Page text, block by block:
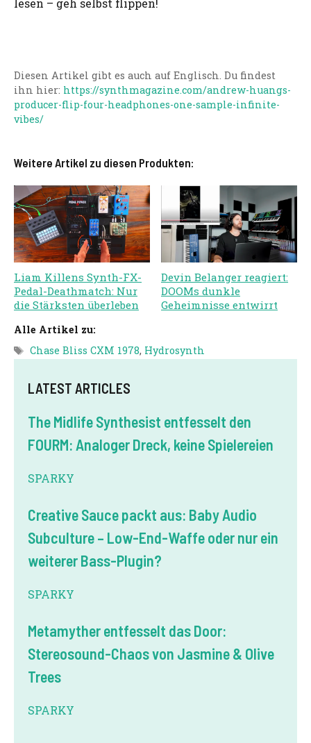
Diesen Artikel gibt es auch auf Englisch. Du findest
ihn hier: https://synthmagazine.com/andrew-huangs-
producer-flip-four-headphones-one-sample-infinite-
vibes/
Weitere Artikel zu diesen Produkten:
Liam Killens Synth-FX-
Pedal-Deathmatch: Nur
die Stärksten überleben
Devin Belanger reagiert:
DOOMs dunkle
Geheimnisse entwirrt
Alle Artikel zu:
Tags
Chase Bliss CXM 1978, Hydrosynth
LATEST ARTICLES
The Midlife Synthesist entfesselt den
FOURM: Analoger Dreck, keine Spielereien
SPARKY
Creative Sauce packt aus: Baby Audio
Subculture – Low-End-Waffe oder nur ein
weiterer Bass-Plugin?
SPARKY
Metamyther entfesselt das Door:
Stereosound-Chaos von Jasmine & Olive
Trees
SPARKY